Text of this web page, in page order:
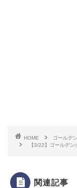
HOME
ゴールデ
【3/22】ゴールデ
関連記事